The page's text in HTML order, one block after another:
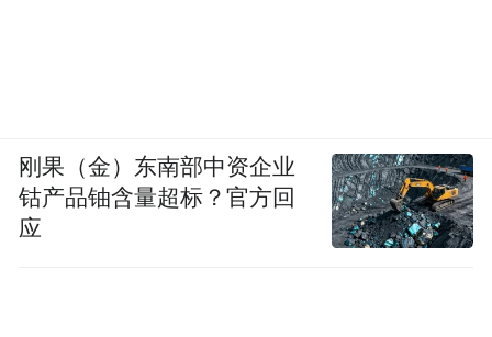
刚果（金）东南部中资企业
钴产品铀含量超标？官方回
应